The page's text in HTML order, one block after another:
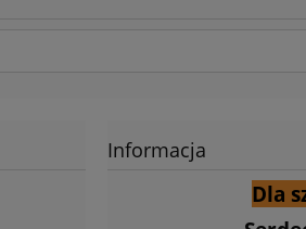
Informacja
Dla